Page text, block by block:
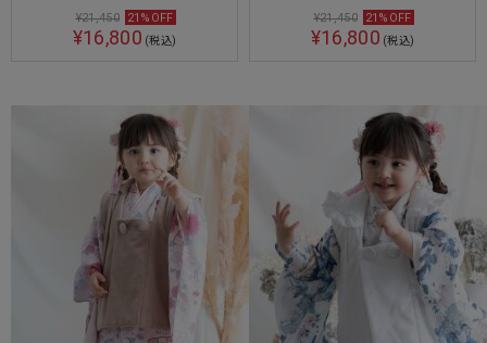
¥21,450 21 % OFF
¥16,800 (税込)
¥21,450 21 % OFF
¥16,800 (税込)